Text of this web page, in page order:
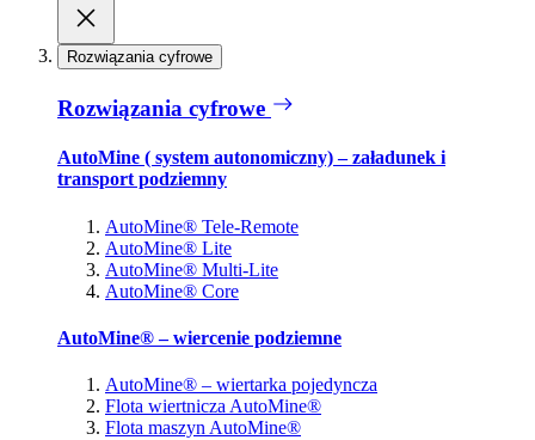
Rozwiązania cyfrowe
Rozwiązania cyfrowe
AutoMine ( system autonomiczny) – załadunek i
transport podziemny
AutoMine® Tele-Remote
AutoMine® Lite
AutoMine® Multi-Lite
AutoMine® Core
AutoMine® – wiercenie podziemne
AutoMine® – wiertarka pojedyncza
Flota wiertnicza AutoMine®
Flota maszyn AutoMine®